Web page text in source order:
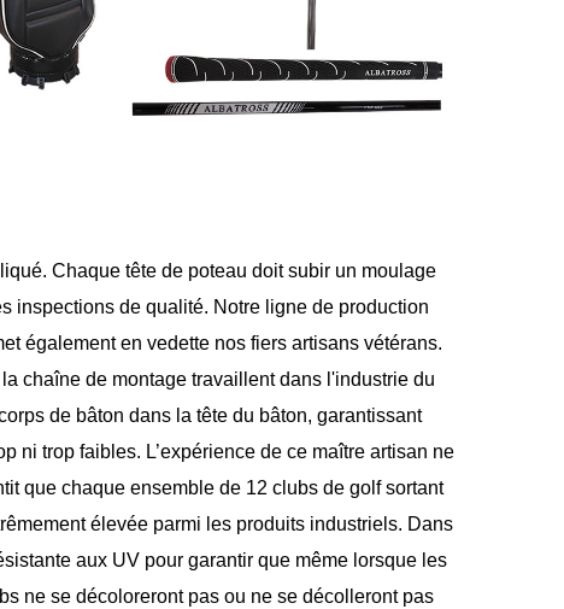
Chaque tête de poteau doit subir un moulage
inspections de qualité. Notre ligne de production
également en vedette nos fiers artisans vétérans.
chaîne de montage travaillent dans l'industrie du
de bâton dans la tête du bâton, garantissant
ni trop faibles. L’expérience de ce maître artisan ne
que chaque ensemble de 12 clubs de golf sortant
élevée parmi les produits industriels. Dans
aux UV pour garantir que même lorsque les
ne se décoloreront pas ou ne se décolleront pas